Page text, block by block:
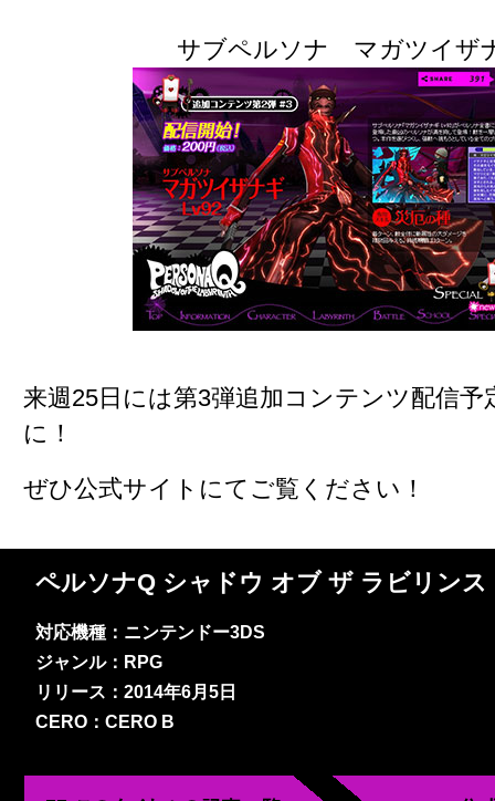
サブペルソナ マガツイザ
来週25日には第3弾追加コンテンツ配信
に！
ぜひ公式サイトにてご覧ください！
ペルソナQ シャドウ オブ ザ ラビリンス
対応機種：ニンテンドー3DS
ジャンル：RPG
リリース：2014年6月5日
CERO：CERO B